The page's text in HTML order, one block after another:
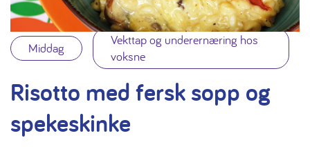
Middag
Vekttap og underernæring hos
voksne
Risotto med fersk sopp og
spekeskinke